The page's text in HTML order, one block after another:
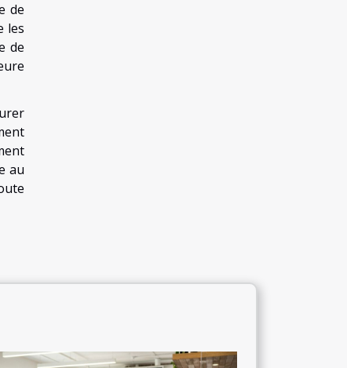
de
les
de
au